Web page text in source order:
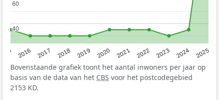
2016 2017 2018 2019 2020 2021 2022 2023 2024 2025
40
40
60
60
Bovenstaande grafiek toont het aantal inwoners per jaar op
basis van de data van het CBS voor het postcodegebied
2153 KD.